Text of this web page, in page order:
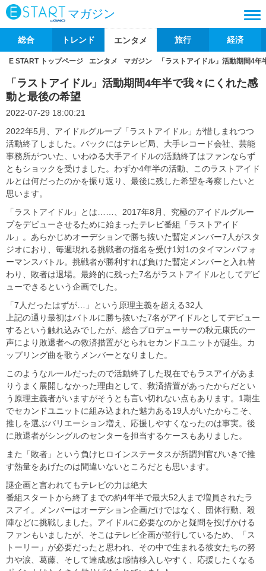
マガジン
総合 トレンド エンタメ 旅行 経済
E START トップページ エンタメ マガジン 「ラストアイドル」活動期間4
「ラストアイドル」活動期間4年半で我々にくれた感
動と最後の希望
2022-07-29 18:00:21
2022年5月、アイドルグループ「ラストアイドル」が惜しまれつつ
活動終了しました。バックにはテレビ局、大手レコード会社、芸能
事務所がついた、いわゆる大手アイドルの活動終了はファンならず
ともショックを受けました。わずか4年半の活動、このラストアイド
ルとは何だったのかを振り返り、最後に残した希望を考察したいと
思います。
「ラストアイドル」とは……、2017年8月、究極のアイドルグルー
プをデビューさせるために始まったテレビ番組「ラストアイド
ル」。あらかじめオーデションで勝ち抜いた暫定メンバー7人がスタ
ジオにおり、毎週現れる挑戦者の指名を受け1対1のタイマンパフォ
ーマンスバトル。挑戦者が勝利すれば負けた暫定メンバーと入れ替
わり、敗者は退場。最終的に残った7名がラストアイドルとしてデビ
ューできるという企画でした。
「7人だったはずが…」という原理主義を超える32人
上記の通り最初はバトルに勝ち抜いた7名がアイドルとしてデビュー
するという触れ込みでしたが、総合プロデューサーの秋元康氏の一
声により敗退者への救済措置がとられセカンドユニットが誕生。カ
ップリング曲を歌うメンバーとなりました。
このようなルールだったので活動終了した現在でもラスアイがあま
りうまく展開しなかった理由として、救済措置があったからだとい
う原理主義者がいますがそうとも言い切れない点もあります。1期生
でセカンドユニットに組み込まれた魅力ある19人がいたからこそ、
推しを選ぶバリエーション増え、応援しやすくなったのは事実。後
に敗退者がシングルのセンターを担当するケースもありました。
また「敗者」という負けヒロインステータスが所謂判官びいきで推
す熱量をあげたのは間違いないところだとも思います。
謎企画と言われてもテレビの力は絶大
番組スタートから終了までの約4年半で最大52人まで増員されたラ
スアイ。メンバーはオーデション企画だけではなく、団体行動、殺
陣などに挑戦しました。アイドルに必要なのかと疑問を投げかける
ファンもいましたが、そこはテレビ企画が並行しているため、「ス
トーリー」が必要だったと思われ、その中で生まれる彼女たちの努
力や涙、葛藤、そして達成感は感情移入しやすく、応援したくなる